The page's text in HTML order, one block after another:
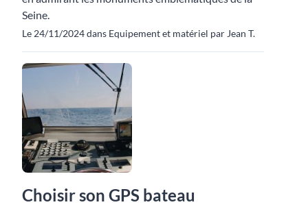
Seine.
Le 24/11/2024 dans Equipement et matériel par Jean T.
Choisir son GPS bateau